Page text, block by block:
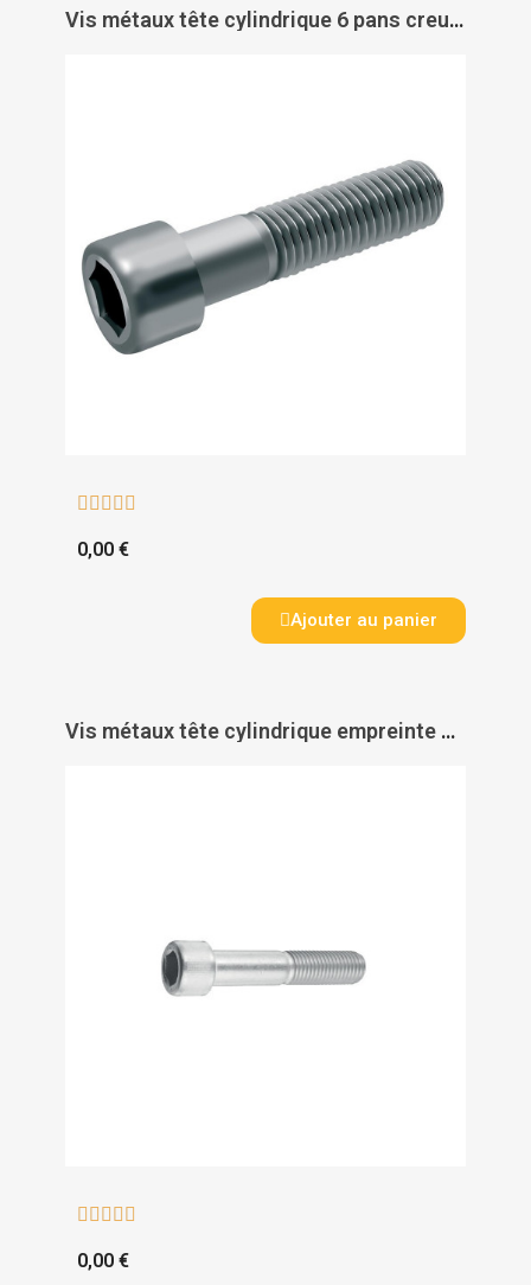
Vis métaux tête cylindrique 6 pans creux inox A2 filetage partiel DIN 912 - ACTON
    
0,00 €
Ajouter au panier
Vis métaux tête cylindrique empreinte 6 pans creux filetage partiel inox A4 DIN 912 - ACTON
    
0,00 €